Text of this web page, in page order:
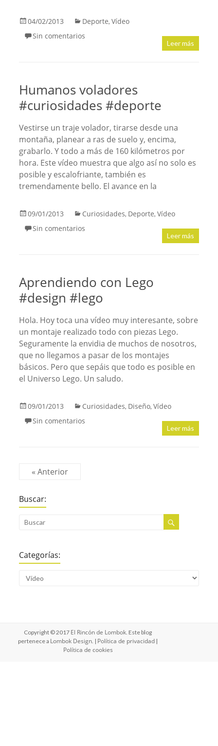
04/02/2013 Deporte, Vídeo
Sin comentarios
Leer más
Humanos voladores
#curiosidades #deporte
Vestirse un traje volador, tirarse desde una
montaña, planear a ras de suelo y, encima,
grabarlo. Y todo a más de 160 kilómetros por
hora. Este vídeo muestra que algo así no solo es
posible y escalofriante, también es
tremendamente bello. El avance en la
09/01/2013 Curiosidades, Deporte, Vídeo
Sin comentarios
Leer más
Aprendiendo con Lego
#design #lego
Hola. Hoy toca una vídeo muy interesante, sobre
un montaje realizado todo con piezas Lego.
Seguramente la envidia de muchos de nosotros,
que no llegamos a pasar de los montajes
básicos. Pero que sepáis que todo es posible en
el Universo Lego. Un saludo.
09/01/2013 Curiosidades, Diseño, Vídeo
Sin comentarios
Leer más
« Anterior
Buscar:
Categorías:
Copyright © 2017 El Rincón de Lombok . Este blog
pertenece a Lombok Design . | Política de privacidad |
Política de cookies